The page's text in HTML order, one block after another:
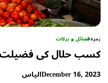
زمرہفضائل و برکات
کسب حلال کی فضیلت
December 16, 2023الیاس